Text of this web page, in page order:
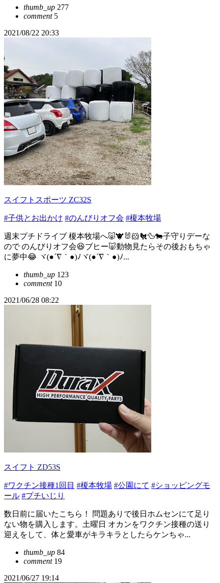
thumb_up 277
comment5
2021/08/22 20:33
スイフトスポーツ ZC32S
#子供とお出かけ #のんびりオフ会 #榎本牧場
週末プチドライブ 榎本牧場へ🐷🐮🐰🐹🐔🦆🐄子守りデーな
ので のんびりオフ会😆ブヒー🐷動物見たらその後おもちゃ
に夢中😂 ヾ(●´∇｀●)ﾉヾ(●´∇｀●)ﾉ...
thumb_up 123
comment10
2021/06/28 08:22
スイフト ZD53S
#ワクチン接種1回目 #榎本牧場 #公園にて #ショッピングモ
ール #プチいじり
数日前に届いたこちら！ 問題ありで後日ホムセンにて足り
ない物を購入します。土曜日 オカンをワクチン接種の送り
迎えをして、体と愛車がキラキラとしたらケンちゃ...
thumb_up 84
comment19
2021/06/27 19:14